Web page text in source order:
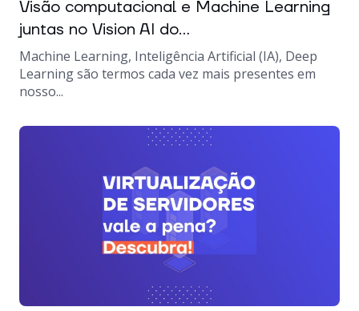
Visão computacional e Machine Learning
juntas no Vision AI do...
Machine Learning, Inteligência Artificial (IA), Deep
Learning são termos cada vez mais presentes em
nosso...